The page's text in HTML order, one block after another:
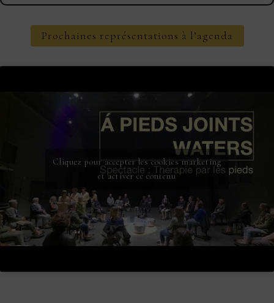
Prochaines représentations à l’agenda
Cliquez pour accepter les cookies marketing
et activer ce contenu